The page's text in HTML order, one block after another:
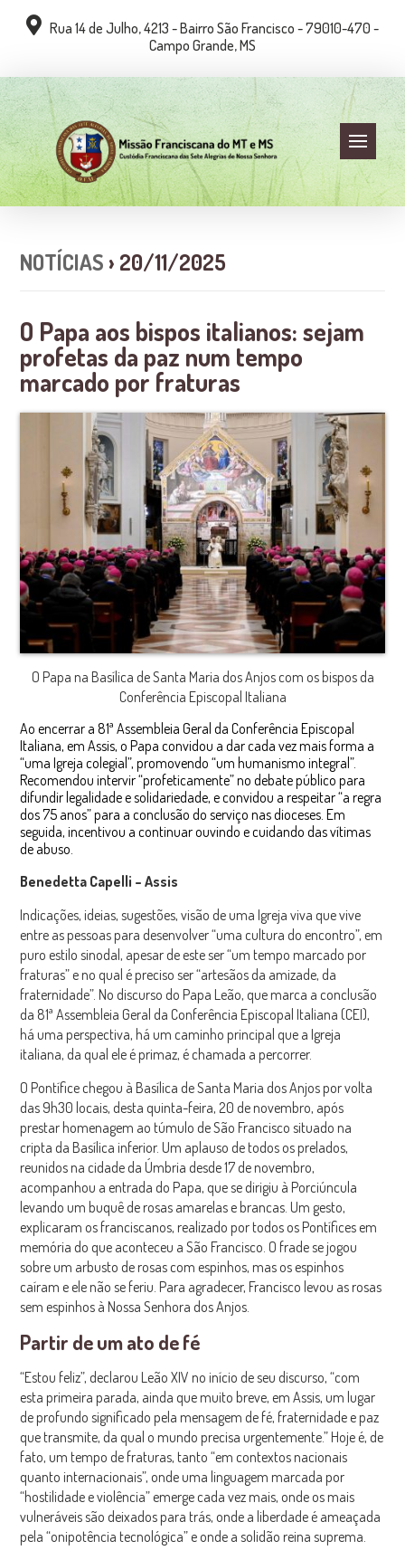
Rua 14 de Julho, 4213 - Bairro São Francisco - 79010-470 -
Campo Grande, MS
NOTÍCIAS › 20/11/2025
O Papa aos bispos italianos: sejam
profetas da paz num tempo
marcado por fraturas
O Papa na Basílica de Santa Maria dos Anjos com os bispos da
Conferência Episcopal Italiana
Ao encerrar a 81ª Assembleia Geral da Conferência Episcopal
Italiana, em Assis, o Papa convidou a dar cada vez mais forma a
“uma Igreja colegial”, promovendo “um humanismo integral”.
Recomendou intervir “profeticamente” no debate público para
difundir legalidade e solidariedade, e convidou a respeitar “a regra
dos 75 anos” para a conclusão do serviço nas dioceses. Em
seguida, incentivou a continuar ouvindo e cuidando das vítimas
de abuso.
Benedetta Capelli – Assis
Indicações, ideias, sugestões, visão de uma Igreja viva que vive
entre as pessoas para desenvolver “uma cultura do encontro”, em
puro estilo sinodal, apesar de este ser “um tempo marcado por
fraturas” e no qual é preciso ser “artesãos da amizade, da
fraternidade”. No discurso do Papa Leão, que marca a conclusão
da 81ª Assembleia Geral da Conferência Episcopal Italiana (CEI),
há uma perspectiva, há um caminho principal que a Igreja
italiana, da qual ele é primaz, é chamada a percorrer.
O Pontífice chegou à Basílica de Santa Maria dos Anjos por volta
das 9h30 locais, desta quinta-feira, 20 de novembro, após
prestar homenagem ao túmulo de São Francisco situado na
cripta da Basílica inferior. Um aplauso de todos os prelados,
reunidos na cidade da Úmbria desde 17 de novembro,
acompanhou a entrada do Papa, que se dirigiu à Porciúncula
levando um buquê de rosas amarelas e brancas. Um gesto,
explicaram os franciscanos, realizado por todos os Pontífices em
memória do que aconteceu a São Francisco. O frade se jogou
sobre um arbusto de rosas com espinhos, mas os espinhos
caíram e ele não se feriu. Para agradecer, Francisco levou as rosas
sem espinhos à Nossa Senhora dos Anjos.
Partir de um ato de fé
“Estou feliz”, declarou Leão XIV no início de seu discurso, “com
esta primeira parada, ainda que muito breve, em Assis, um lugar
de profundo significado pela mensagem de fé, fraternidade e paz
que transmite, da qual o mundo precisa urgentemente.” Hoje é, de
fato, um tempo de fraturas, tanto “em contextos nacionais
quanto internacionais”, onde uma linguagem marcada por
“hostilidade e violência” emerge cada vez mais, onde os mais
vulneráveis ​​são deixados para trás, onde a liberdade é ameaçada
pela “onipotência tecnológica” e onde a solidão reina suprema.